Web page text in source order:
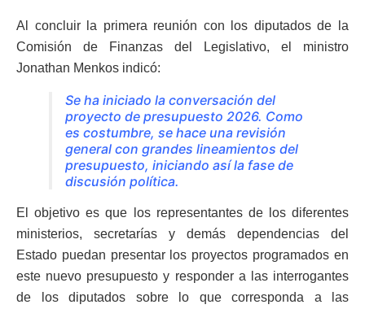
Al concluir la primera reunión con los diputados de la
Comisión de Finanzas del Legislativo, el ministro
Jonathan Menkos indicó:
Se ha iniciado la conversación del
proyecto de presupuesto 2026. Como
es costumbre, se hace una revisión
general con grandes lineamientos del
presupuesto, iniciando así la fase de
discusión política.
El objetivo es que los representantes de los diferentes
ministerios, secretarías y demás dependencias del
Estado puedan presentar los proyectos programados en
este nuevo presupuesto y responder a las interrogantes
de los diputados sobre lo que corresponda a las